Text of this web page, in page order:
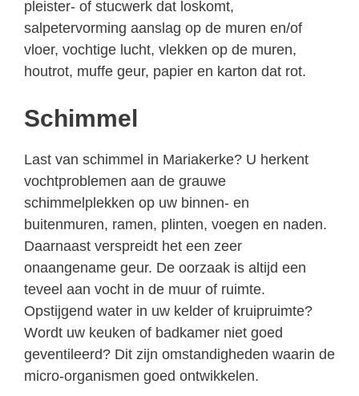
pleister- of stucwerk dat loskomt,
salpetervorming aanslag op de muren en/of
vloer, vochtige lucht, vlekken op de muren,
houtrot, muffe geur, papier en karton dat rot.
Schimmel
Last van schimmel in Mariakerke? U herkent
vochtproblemen aan de grauwe
schimmelplekken op uw binnen- en
buitenmuren, ramen, plinten, voegen en naden.
Daarnaast verspreidt het een zeer
onaangename geur. De oorzaak is altijd een
teveel aan vocht in de muur of ruimte.
Opstijgend water in uw kelder of kruipruimte?
Wordt uw keuken of badkamer niet goed
geventileerd? Dit zijn omstandigheden waarin de
micro-organismen goed ontwikkelen.